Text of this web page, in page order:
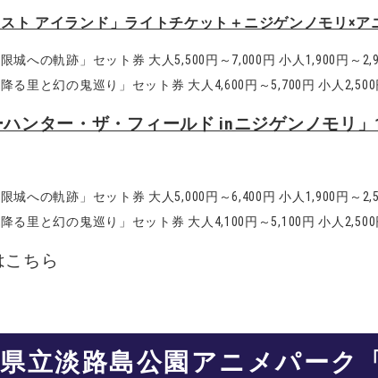
ト アイランド」ライトチケット＋ニジゲンノモリ×ア
城への軌跡」セット券 大人5,500円～7,000円 小人1,900円～
る里と幻の鬼巡り」セット券 大人4,600円～5,700円 小人2,500
ンター・ザ・フィールド inニジゲンノモリ
城への軌跡」セット券 大人5,000円～6,400円 小人1,900円～
る里と幻の鬼巡り」セット券 大人4,100円～5,100円 小人2,500
こちら
立淡路島公園アニメパーク